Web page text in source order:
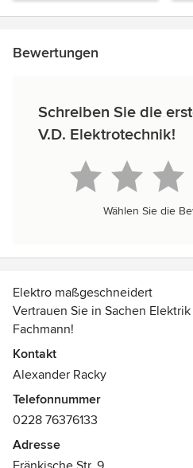
Bewertungen
Schreiben Sie die
V.D. Elektrotechnik!
Wählen Sie die
Elektro maßgeschneidert
Vertrauen Sie in Sachen
Fachmann!
Wie heißt es doch so schön: Die
Menschen dienen, nicht
‚V.D. Elektrotechnik GmbH‘ mit
Team exklusive
Lebenswelten ein Stück weit
wohnlicher sowie zeitgemäß
Kontakt
Alexander Racky
Telefonnummer
0228 76376133
Adresse